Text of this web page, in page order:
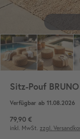
Sitz-Pouf
Verfügbar ab 11.08.2026
79,90 €
inkl. MwSt. zzgl.